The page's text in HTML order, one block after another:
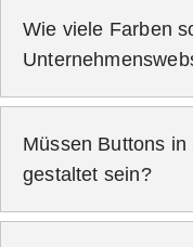
Call-to-Actions
Wie viele Farben
Müssen Buttons
gestaltet sein?